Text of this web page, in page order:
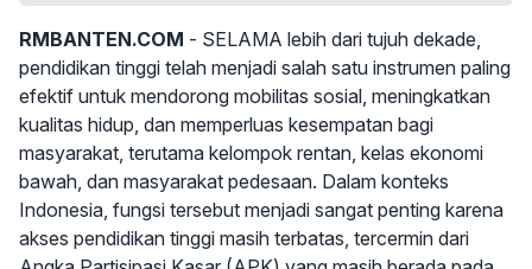
RMBANTEN.COM - SELAMA lebih dari tujuh dekade,
pendidikan tinggi telah menjadi salah satu instrumen paling
efektif untuk mendorong mobilitas sosial, meningkatkan
kualitas hidup, dan memperluas kesempatan bagi
masyarakat, terutama kelompok rentan, kelas ekonomi
bawah, dan masyarakat pedesaan. Dalam konteks
Indonesia, fungsi tersebut menjadi sangat penting karena
akses pendidikan tinggi masih terbatas, tercermin dari